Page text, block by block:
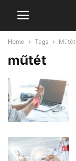
Home Tags Műtét
műtét